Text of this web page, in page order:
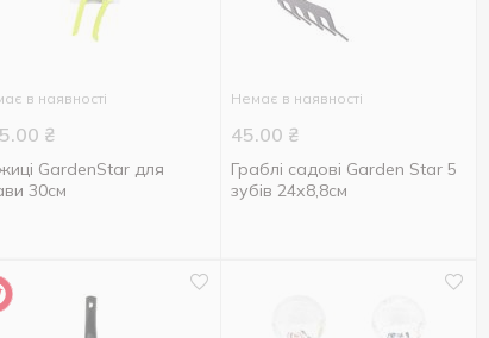
в наявності
₴
GardenStar для
30см
Немає в наявності
45.00 ₴
Граблі садові Garden Star 5
зубів 24х8,8см